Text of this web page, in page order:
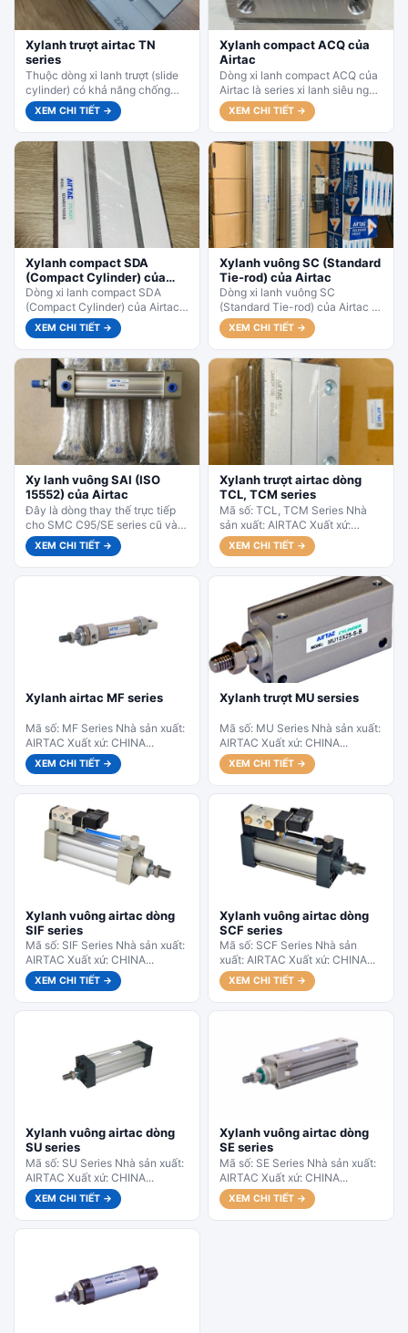
Xylanh trượt airtac TN
series
Thuộc dòng xi lanh trượt (slide
cylinder) có khả năng chống
xoay cực tốt và chịu tải bên
(lateral load)...
XEM CHI TIẾT →
Xylanh compact ACQ của
Airtac
Dòng xi lanh compact ACQ của
Airtac là series xi lanh siêu ngắn
gọn (ultra-thin compact
cylinder), thiết kế đặc...
XEM CHI TIẾT →
Xylanh compact SDA
(Compact Cylinder) của
Airtac
Dòng xi lanh compact SDA
(Compact Cylinder) của Airtac
là series xi lanh siêu ngắn gọn,
thiết kế đặc biệt...
XEM CHI TIẾT →
Xylanh vuông SC (Standard
Tie-rod) của Airtac
Dòng xi lanh vuông SC
(Standard Tie-rod) của Airtac là
series xi lanh tiêu chuẩn phổ
biến nhất, thân vuông...
XEM CHI TIẾT →
Xy lanh vuông SAI (ISO
15552) của Airtac
Đây là dòng thay thế trực tiếp
cho SMC C95/SE series cũ và
được dùng rất rộng rãi trong tự...
XEM CHI TIẾT →
Xylanh trượt airtac dòng
TCL, TCM series
Mã số: TCL, TCM Series Nhà
sản xuất: AIRTAC Xuất xứ:
CHINA...
XEM CHI TIẾT →
Xylanh airtac MF series
Mã số: MF Series Nhà sản xuất:
AIRTAC Xuất xứ: CHINA...
XEM CHI TIẾT →
Xylanh trượt MU sersies
Mã số: MU Series Nhà sản xuất:
AIRTAC Xuất xứ: CHINA...
XEM CHI TIẾT →
Xylanh vuông airtac dòng
SIF series
Mã số: SIF Series Nhà sản xuất:
AIRTAC Xuất xứ: CHINA...
XEM CHI TIẾT →
Xylanh vuông airtac dòng
SCF series
Mã số: SCF Series Nhà sản
xuất: AIRTAC Xuất xứ: CHINA...
XEM CHI TIẾT →
Xylanh vuông airtac dòng
SU series
Mã số: SU Series Nhà sản xuất:
AIRTAC Xuất xứ: CHINA...
XEM CHI TIẾT →
Xylanh vuông airtac dòng
SE series
Mã số: SE Series Nhà sản xuất:
AIRTAC Xuất xứ: CHINA...
XEM CHI TIẾT →